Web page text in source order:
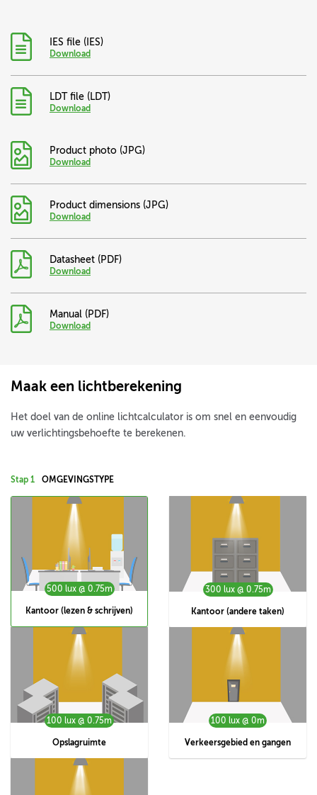
IES file ( IES)
Download
LDT file (LDT)
Download
Product photo (JPG)
Download
Product dimensions (JPG)
Download
Datasheet (PDF)
Download
Manual (PDF)
Download
Maak een lichtberekening
Het doel van de online lichtcalculator is om snel en eenvoudig
uw verlichtingsbehoefte te berekenen.
Stap 1 OMGEVINGSTYPE
500 lux @ 0.75m
Kantoor (lezen & schrijven)
300 lux @ 0.75m
Kantoor (andere taken)
100 lux @ 0.75m
Opslagruimte
100 lux @ 0m
Verkeersgebied en gangen